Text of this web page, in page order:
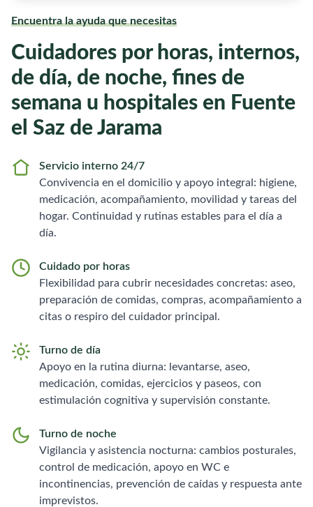
Encuentra la ayuda que necesitas
Cuidadores por horas, internos,
de día, de noche, fines de
semana u hospitales en Fuente
el Saz de Jarama
Servicio interno 24/7
Convivencia en el domicilio y apoyo integral: higiene,
medicación, acompañamiento, movilidad y tareas del
hogar. Continuidad y rutinas estables para el día a
día.
Cuidado por horas
Flexibilidad para cubrir necesidades concretas: aseo,
preparación de comidas, compras, acompañamiento a
citas o respiro del cuidador principal.
Turno de día
Apoyo en la rutina diurna: levantarse, aseo,
medicación, comidas, ejercicios y paseos, con
estimulación cognitiva y supervisión constante.
Turno de noche
Vigilancia y asistencia nocturna: cambios posturales,
control de medicación, apoyo en WC e
incontinencias, prevención de caídas y respuesta ante
imprevistos.